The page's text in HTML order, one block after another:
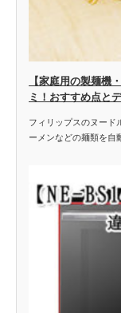
【家庭用の製麺機
ミ！おすすめ点と
フィリップスのヌード
ーメンなどの麺類を自